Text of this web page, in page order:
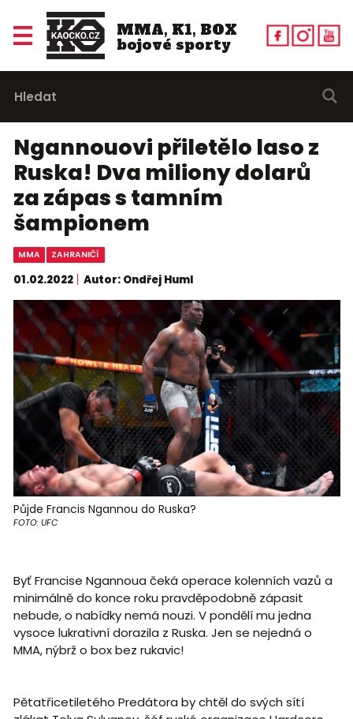
MMA, K1, BOX
bojové sporty
Ngannouovi přiletělo laso z
Ruska! Dva miliony dolarů
za zápas s tamním
šampionem
MMA ZAHRANIČÍ
01.02.2022 Autor: Ondřej Huml
Půjde Francis Ngannou do Ruska?
FOTO: UFC
Byť Francise Ngannoua čeká operace kolenních vazů a
minimálně do konce roku pravděpodobně zápasit
nebude, o nabídky nemá nouzi. V pondělí mu jedna
vysoce lukrativní dorazila z Ruska. Jen se nejedná o
MMA, nýbrž o box bez rukavic!
Pětatřicetiletého Predátora by chtěl do svých sítí